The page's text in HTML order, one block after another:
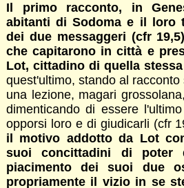
Il primo racconto, in
abitanti di Sodoma e il loro
dei due messaggeri (cfr
che capitarono in città e
Lot, cittadino di quella
quest'ultimo, stando al
una lezione, magari
dimenticando di essere
opporsi loro e di giudicarli (cfr
il motivo addotto da Lot
suoi concittadini di poter
piacimento dei suoi due
propriamente il vizio in se